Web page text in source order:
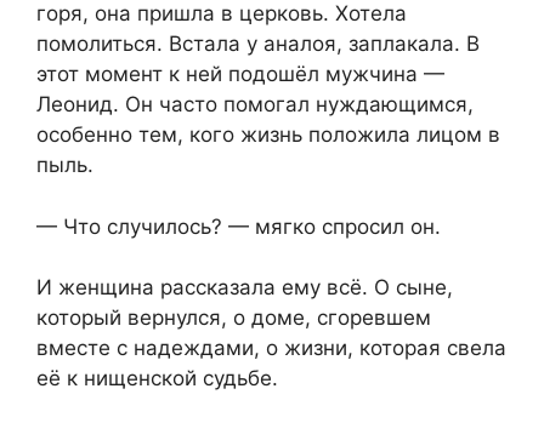
горя, она пришла в церковь. Хотела
помолиться. Встала у аналоя, заплакала. В
этот момент к ней подошёл мужчина —
Леонид. Он часто помогал нуждающимся,
особенно тем, кого жизнь положила лицом в
пыль.
— Что случилось? — мягко спросил он.
И женщина рассказала ему всё. О сыне,
который вернулся, о доме, сгоревшем
вместе с надеждами, о жизни, которая свела
её к нищенской судьбе.